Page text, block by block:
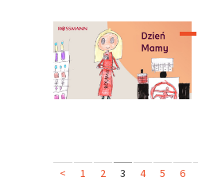
< 1 2 3 4 5 6